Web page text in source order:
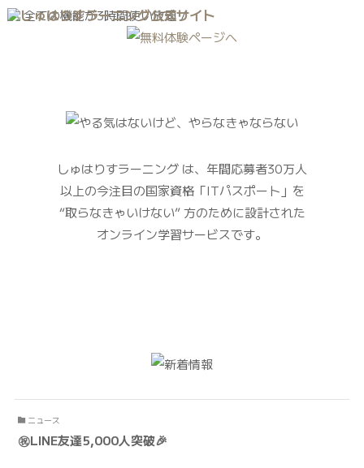
\ 全ての機能が3時間使い放題 /
しゅはりすラーニング は、年間応募者30万人
以上の今注目の国家資格「ITパスポート」を
“取らなきゃいけない”方のために設計された
オンライン学習サービスです。
ニュース
㊗️LINE友達5,000人突破🎉